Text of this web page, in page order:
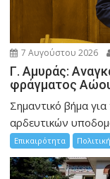
7 Αυγούστου 2026
Γ. Αμυράς:
φράγματος
Σημαντικό βήμα
αρδευτικών
Επικαιρότητα Πολιτική